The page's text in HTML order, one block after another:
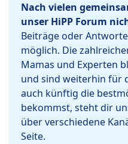
Nach vielen
unser HiPP Forum
Beiträge oder
möglich. Die
Mamas und Experten
und sind weiterhin für
auch künftig die
bekommst, steht dir
über verschiedene
Seite.